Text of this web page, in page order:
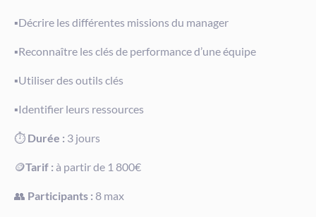
▪️Décrire les différentes missions du manager
▪️Reconnaître les clés de performance d’une équipe
▪️Utiliser des outils clés
▪️Identifier leurs ressources
⏱️ Durée : 3 jours
🪙Tarif : à partir de 1 800€
👥 Participants : 8 max